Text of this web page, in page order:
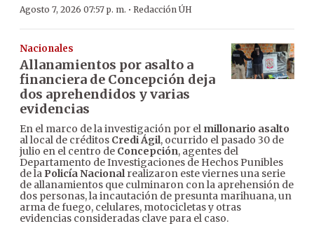
Agosto 7, 2026 07:57 p. m. · Redacción ÚH
Nacionales
Allanamientos por asalto a
financiera de Concepción deja
dos aprehendidos y varias
evidencias
En el marco de la investigación por el millonario asalto
al local de créditos Credi Ágil, ocurrido el pasado 30 de
julio en el centro de Concepción, agentes del
Departamento de Investigaciones de Hechos Punibles
de la Policía Nacionalrealizaron este viernes una serie
de allanamientos que culminaron con la aprehensión de
dos personas, la incautación de presunta marihuana, un
arma de fuego, celulares, motocicletas y otras
evidencias consideradas clave para el caso.